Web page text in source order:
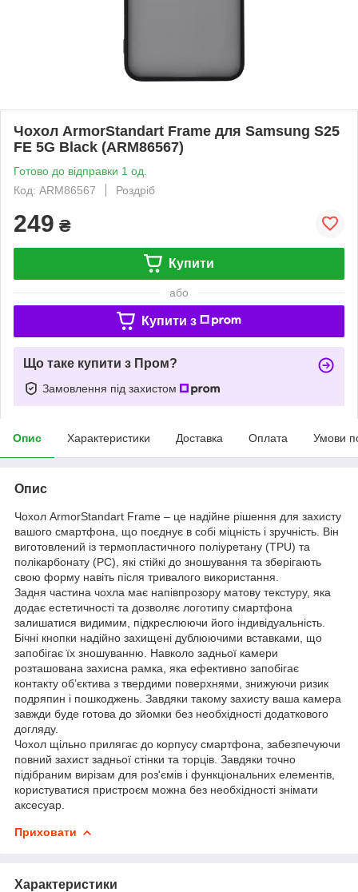
Чохол ArmorStandart Frame для Samsung S25
FE 5G Black (ARM86567)
Готово до відправки 1 од.
Код: ARM86567
Роздріб
249 ₴
Купити
або
Купити з
Що таке купити з Пром?
Замовлення під захистом
Опис Характеристики Доставка Оплата Умови
Опис
Чохол ArmorStandart Frame – це надійне рішення для захисту
вашого смартфона, що поєднує в собі міцність і зручність. Він
виготовлений із термопластичного поліуретану (TPU) та
полікарбонату (PC), які стійкі до зношування та зберігають
свою форму навіть після тривалого використання.
Задня частина чохла має напівпрозору матову текстуру, яка
додає естетичності та дозволяє логотипу смартфона
залишатися видимим, підкреслюючи його індивідуальність.
Бічні кнопки надійно захищені дублюючими вставками, що
запобігає їх зношуванню. Навколо задньої камери
розташована захисна рамка, яка ефективно запобігає
контакту об’єктива з твердими поверхнями, знижуючи ризик
подряпин і пошкоджень. Завдяки такому захисту ваша камера
завжди буде готова до зйомки без необхідності додаткового
догляду.
Чохол щільно прилягає до корпусу смартфона, забезпечуючи
повний захист задньої стінки та торців. Завдяки точно
підібраним вирізам для роз'ємів і функціональних елементів,
користуватися пристроєм можна без необхідності знімати
аксесуар.
Приховати
Характеристики